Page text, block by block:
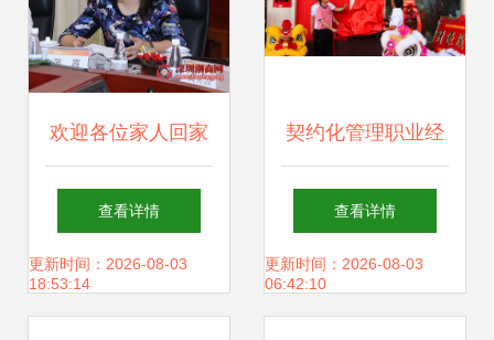
欢迎各位家人回家
——商会举办第十
次常务理事茶话会
查看详情
更新时间：2026-08-03
18:53:14
契约化管理职业经
理人，大鹏四大举
措促社区集体经济
查看详情
更新时间：2026-08-03
06:42:10